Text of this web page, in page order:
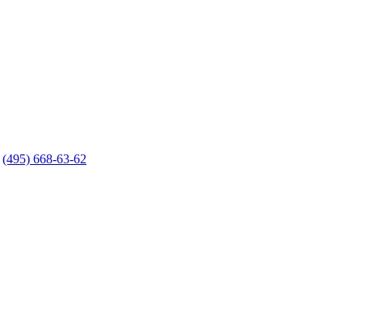
(495) 668-63-62